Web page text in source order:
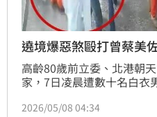
遶境爆惡煞毆打曾蔡美
高齡80歲前立委、北港朝
家，7日凌晨遭數十名白衣
骨裂，包括她與兒子、有人
2026/05/08 04:34